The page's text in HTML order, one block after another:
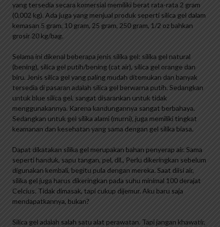
yang tersedia secara komersial memiliki berat rata-rata 2 gram
(0,002 kg). Ada juga yang menjual produk seperti silica gel dalam
kemasan 5 gram, 10 gram, 25 gram, 250 gram, 1/2 oz bahkan
grosir 20 kg/bag.
Selama ini dikenal beberapa jenis silika gel: silika gel natural
(bening), silica gel putih/bening (cat air), silica gel orange dan
biru. Jenis silica gel yang paling mudah ditemukan dan banyak
tersedia di pasaran adalah silica gel berwarna putih. Sedangkan
untuk blue silica gel, sangat disarankan untuk tidak
menggunakannya. Karena kandungannya sangat berbahaya.
Sedangkan untuk gel silika alami (murni), juga memiliki tingkat
keamanan dan kesehatan yang sama dengan gel silika biasa.
Dapat dikatakan silika gel merupakan bahan penyerap air. Sama
seperti handuk, sapu tangan, pel, dll., Perlu dikeringkan sebelum
digunakan kembali, begitu pula dengan mereka. Saat diisi air,
silika gel juga harus dikeringkan pada suhu minimal 100 derajat
Celcius. Tidak dimasak, tapi cukup dijemur. Aku baru saja
mendapatkannya, bukan?
Silica gel adalah salah satu alat perawatan. Tapi jangan khawatir,